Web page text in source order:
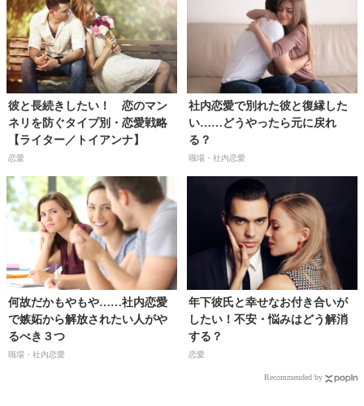
彼と長続きしたい！ 恋のマン
ネリを防ぐタイプ別・恋愛戦略
【ライター／トイアンナ】
恋愛
社内恋愛で別れた彼と復縁した
い……どうやったら元に戻れ
る？
職場・社内恋愛
何故だかもやもや……社内恋愛
で嫉妬から解放されたい人がや
るべき３つ
職場・社内恋愛
年下彼氏と幸せなお付き合いが
したい！不安・悩みはどう解消
する？
恋愛
Recommended by